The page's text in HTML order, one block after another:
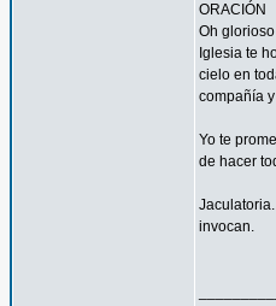
ORACIÓN
Oh
Iglesia te
cielo en
compañía
Yo te
de hacer
invocan.